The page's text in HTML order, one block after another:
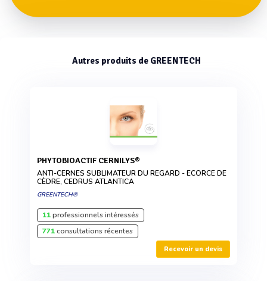
Autres produits de GREENTECH
PHYTOBIOACTIF CERNILYS®
ANTI-CERNES SUBLIMATEUR DU REGARD - ECORCE DE
CÈDRE, CEDRUS ATLANTICA
GREENTECH®
11professionnels intéressés
771consultations récentes
Recevoir un devis